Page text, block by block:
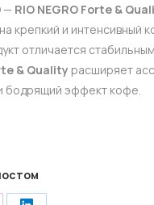
— RIO NEGRO Forte &
крепкий и интенсивный
отличается
& Quality расширяет
бодрящий эффект кофе.